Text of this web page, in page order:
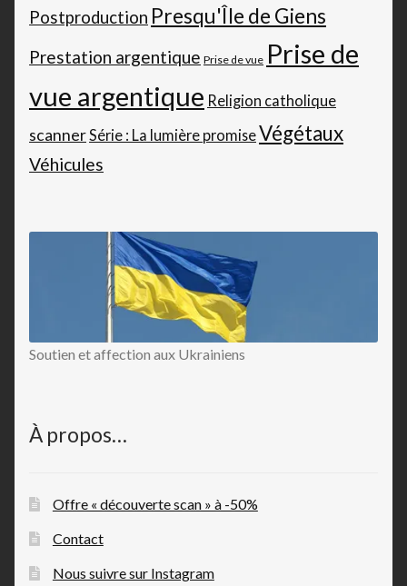
Postproduction Presqu'Île de Giens
Prestation argentique Prise de vue Prise de
vue argentique Religion catholique
scanner Série : La lumière promiseVégétaux
Véhicules
Soutien et affection aux Ukrainiens
À propos…
Offre « découverte scan » à -50%
Contact
Nous suivre sur Instagram